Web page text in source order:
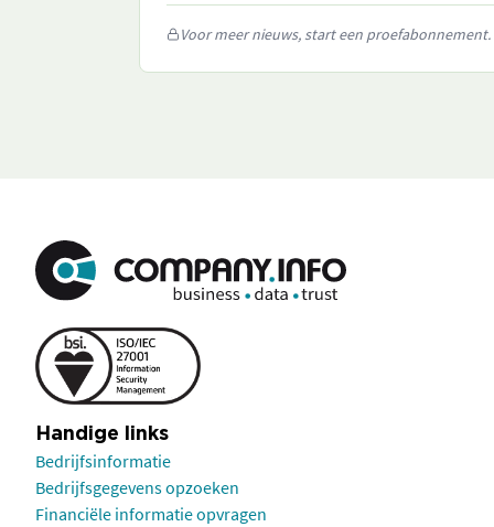
Voor meer nieuws, start een proefabonnement.
Handige links
Bedrijfsinformatie
Bedrijfsgegevens opzoeken
Financiële informatie opvragen